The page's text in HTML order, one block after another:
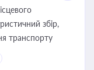
збір,
плату за земельні ділянки, за паркування транспорту